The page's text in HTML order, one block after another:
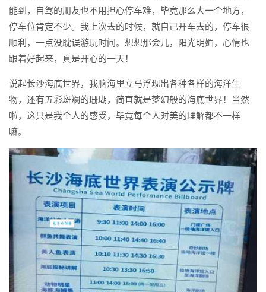
能到，自驾的朋友也不用担心停车难，毕竟那么大一个地方，
停车位肯定不少。我上次去的时候，就自己开车去的，停车很
顺利，一点没耽误游玩时间。想想那会儿，阳光明媚，心情也
跟着好起来，真是开心的一天！
说起长沙海底世界，我脑海里立马浮现出各种各样的海洋生
物，还有五彩斑斓的珊瑚，简直就是梦幻般的海底世界！当然
啦，这只是我个人的感受，毕竟每个人对美的理解都不一样
嘛。